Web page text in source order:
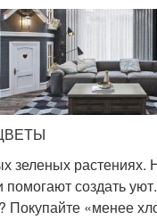
зеленых растениях.
создать
Покупайте «менее